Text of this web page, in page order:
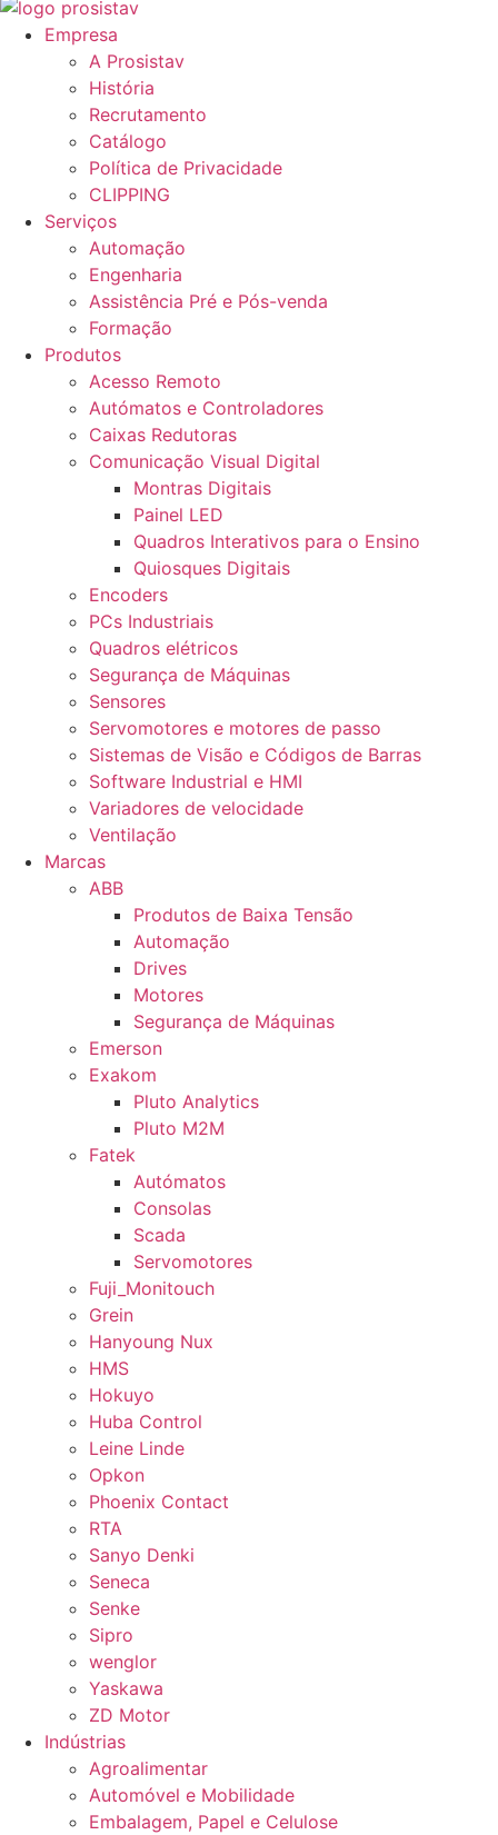
Empresa
A Prosistav
História
Recrutamento
Catálogo
Política de Privacidade
CLIPPING
Serviços
Automação
Engenharia
Assistência Pré e Pós-venda
Formação
Produtos
Acesso Remoto
Autómatos e Controladores
Caixas Redutoras
Comunicação Visual Digital
Montras Digitais
Painel LED
Quadros Interativos para o Ensino
Quiosques Digitais
Encoders
PCs Industriais
Quadros elétricos
Segurança de Máquinas
Sensores
Servomotores e motores de passo
Sistemas de Visão e Códigos de Barras
Software Industrial e HMI
Variadores de velocidade
Ventilação
Marcas
ABB
Produtos de Baixa Tensão
Automação
Drives
Motores
Segurança de Máquinas
Emerson
Exakom
Pluto Analytics
Pluto M2M
Fatek
Autómatos
Consolas
Scada
Servomotores
Fuji_Monitouch
Grein
Hanyoung Nux
HMS
Hokuyo
Huba Control
Leine Linde
Opkon
Phoenix Contact
RTA
Sanyo Denki
Seneca
Senke
Sipro
wenglor
Yaskawa
ZD Motor
Indústrias
Agroalimentar
Automóvel e Mobilidade
Embalagem, Papel e Celulose